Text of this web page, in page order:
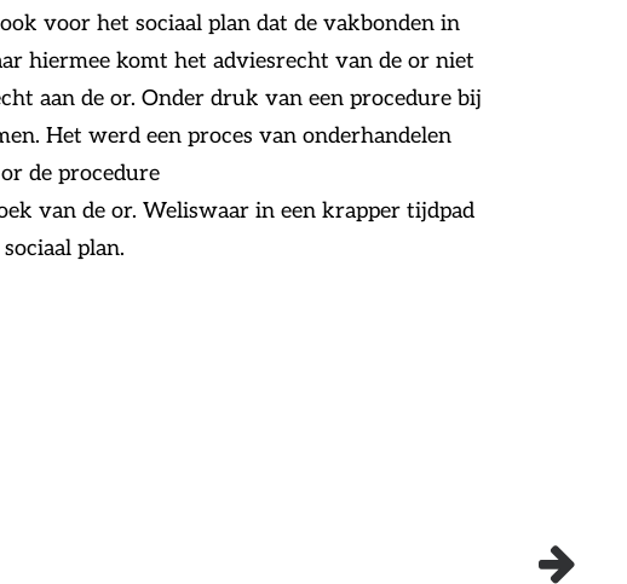
voor het sociaal plan dat de vakbonden in
hiermee komt het adviesrecht van de or niet
aan de or. Onder druk van een procedure bij
Het werd een proces van onderhandelen
de procedure
van de or. Weliswaar in een krapper tijdpad
plan.